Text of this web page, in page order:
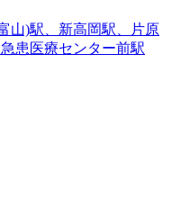
山)駅、新高岡駅、片原
患医療センター前駅